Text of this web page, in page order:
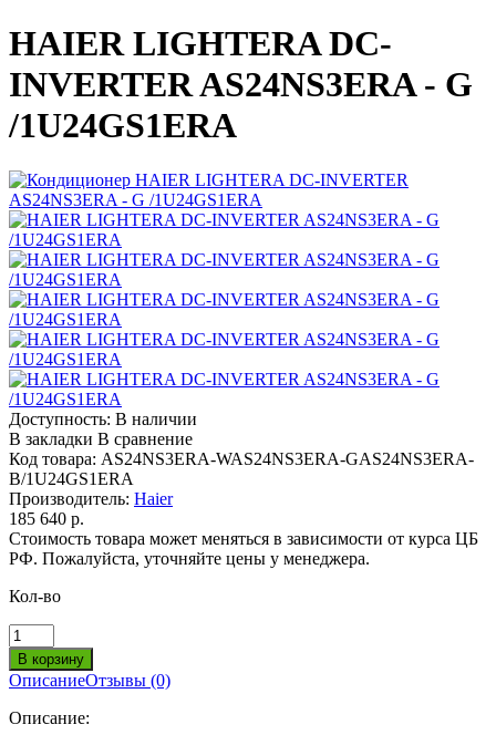
HAIER LIGHTERA DC-
INVERTER AS24NS3ERA - G
/1U24GS1ERA
Доступность: В наличии
В закладки В сравнение
Код товара: AS24NS3ERA-WAS24NS3ERA-GAS24NS3ERA-
B/1U24GS1ERA
Производитель: Haier
185 640 р.
Стоимость товара может меняться в зависимости от курса ЦБ
РФ. Пожалуйста, уточняйте цены у менеджера.
Кол-во
ОписаниеОтзывы (0)
Описание: